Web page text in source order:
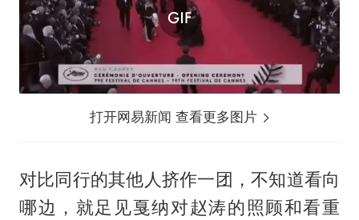
打开网易新闻 查看更多图片
对比同行的其他人挤作一团，不知道看向
哪边，就足见戛纳对赵涛的照顾和看重